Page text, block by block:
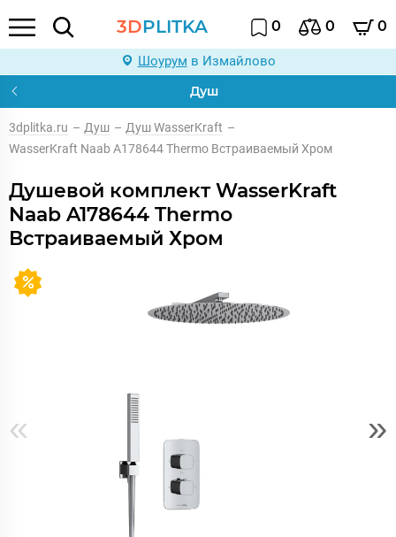
3DPLITKA 0 0 0
Шоурум в Измайлово
Душ
3dplitka.ru – Душ – Душ WasserKraft –
WasserKraft Naab A178644 Thermo Встраиваемый Хром
Душевой комплект WasserKraft
Naab A178644 Thermo
Встраиваемый Хром
« »